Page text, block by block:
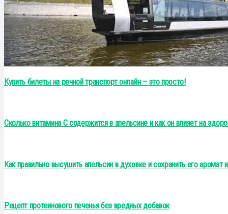
Купить билеты на речной транспорт онлайн – это просто!
Сколько витамина С содержится в апельсине и как он влияет на
Как правильно высушить апельсин в духовке и сохранить его аромат
Рецепт протеинового печенья без вредных добавок